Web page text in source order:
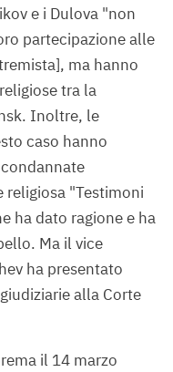
e i Dulova "non
partecipazione alle
ma hanno
tra la
Inoltre, le
caso hanno
religiosa "Testimoni
ha dato ragione e ha
Ma il vice
ha presentato
alla Corte
il 14 marzo